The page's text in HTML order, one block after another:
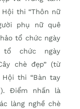
thi “Thôn nữ
phụ nữ quê
tổ chức ngày
tổ chức ngày
chè đẹp” (từ
Hội thi “Bàn tay
Điểm nhấn là
làng nghề chè